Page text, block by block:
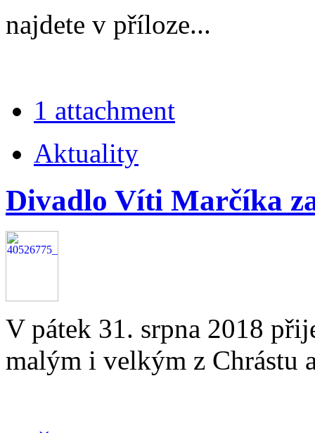
najdete v příloze...
1 attachment
Aktuality
Divadlo Víti Marčíka
V pátek 31. srpna 2018
malým i velkým z